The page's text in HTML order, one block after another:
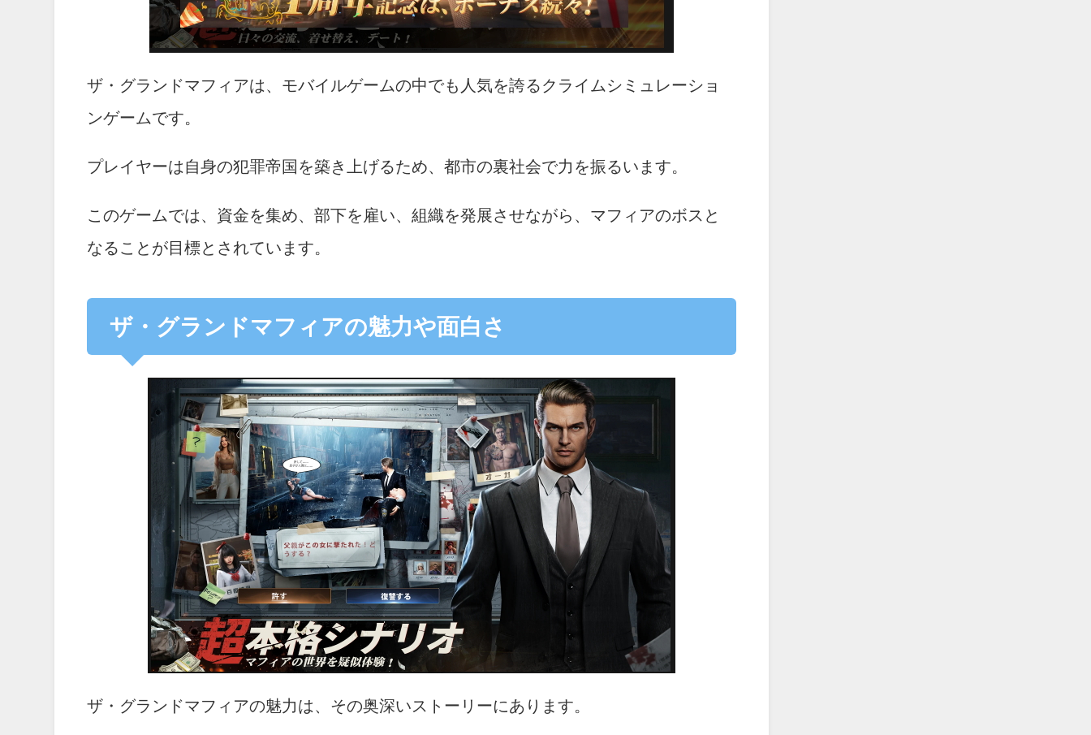
ザ・グランドマフィアは、モバイルゲームの中でも人気を誇るクライムシミュレーショ
ンゲームです。
プレイヤーは自身の犯罪帝国を築き上げるため、都市の裏社会で力を振るいます。
このゲームでは、資金を集め、部下を雇い、組織を発展させながら、マフィアのボスと
なることが目標とされています。
ザ・グランドマフィアの魅力や面白さ
ザ・グランドマフィアの魅力は、その奥深いストーリーにあります。